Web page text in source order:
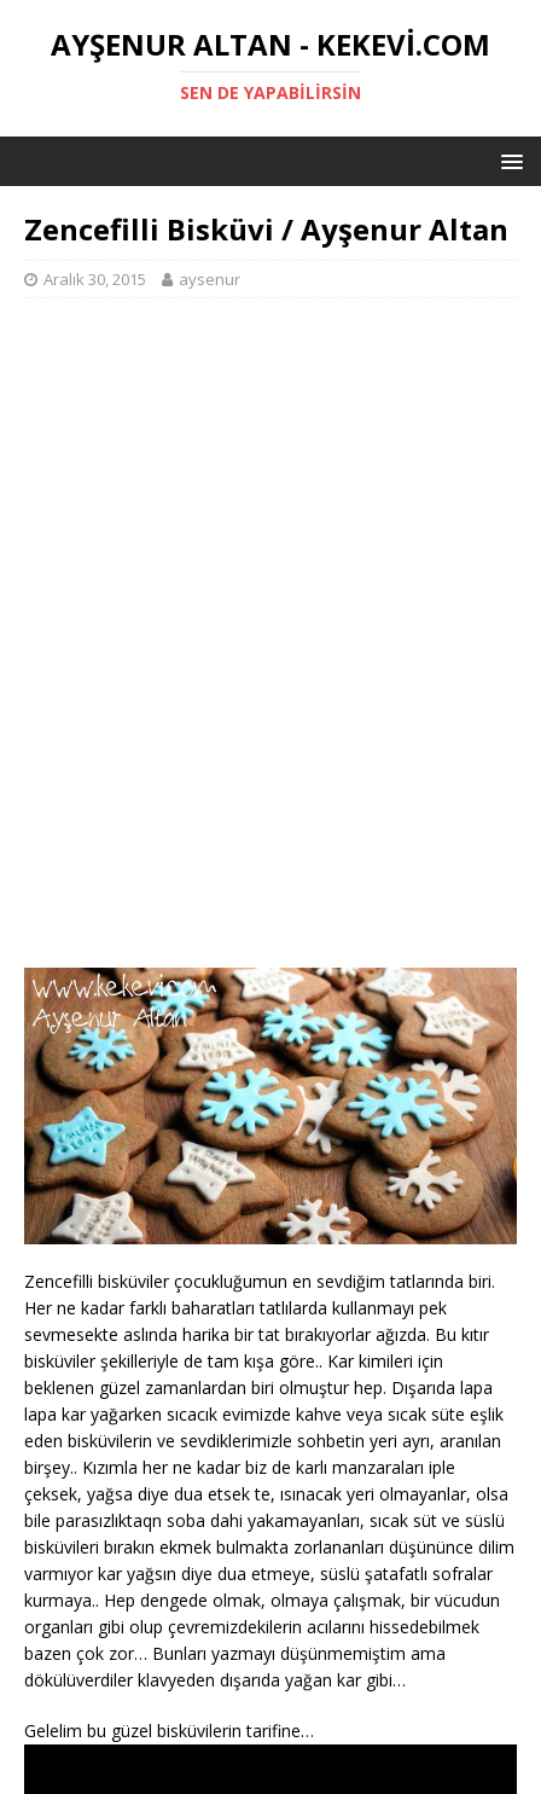
AYŞENUR ALTAN - KEKEVI.COM
SEN DE YAPABILIRSIN
Zencefilli Bisküvi / Ayşenur Altan
Aralık 30, 2015 aysenur
Zencefilli bisküviler çocukluğumun en sevdiğim tatlarında biri.
Her ne kadar farklı baharatları tatlılarda kullanmayı pek
sevmesekte aslında harika bir tat bırakıyorlar ağızda. Bu kıtır
bisküviler şekilleriyle de tam kışa göre.. Kar kimileri için
beklenen güzel zamanlardan biri olmuştur hep. Dışarıda lapa
lapa kar yağarken sıcacık evimizde kahve veya sıcak süte eşlik
eden bisküvilerin ve sevdiklerimizle sohbetin yeri ayrı, aranılan
birşey.. Kızımla her ne kadar biz de karlı manzaraları iple
çeksek, yağsa diye dua etsek te, ısınacak yeri olmayanlar, olsa
bile parasızlıktaqn soba dahi yakamayanları, sıcak süt ve süslü
bisküvileri bırakın ekmek bulmakta zorlananları düşününce dilim
varmıyor kar yağsın diye dua etmeye, süslü şatafatlı sofralar
kurmaya.. Hep dengede olmak, olmaya çalışmak, bir vücudun
organları gibi olup çevremizdekilerin acılarını hissedebilmek
bazen çok zor… Bunları yazmayı düşünmemiştim ama
dökülüverdiler klavyeden dışarıda yağan kar gibi…
Gelelim bu güzel bisküvilerin tarifine…